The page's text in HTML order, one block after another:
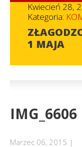
Kwiecień 28,
Kategoria:
1 MAJA
IMG_6606
Marzec 06, 2015